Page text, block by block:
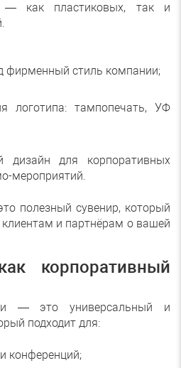
как пластиковых, так и
фирменный стиль компании;
логотипа: тампопечать, УФ
дизайн для корпоративных
мероприятий.
полезный сувенир, который
и партнёрам о вашей
корпоративный
— это универсальный и
подходит для:
конференций;